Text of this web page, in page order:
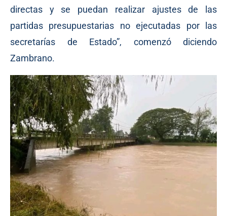
directas y se puedan realizar ajustes de las
partidas presupuestarias no ejecutadas por las
secretarías de Estado”, comenzó diciendo
Zambrano.